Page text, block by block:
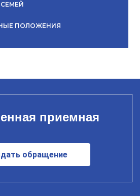
ПОЛОЖЕНИЯ
приемная
обращение